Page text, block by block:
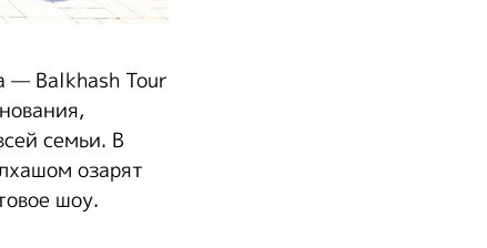
— Balkhash Tour
семьи. В
озарят
шоу.